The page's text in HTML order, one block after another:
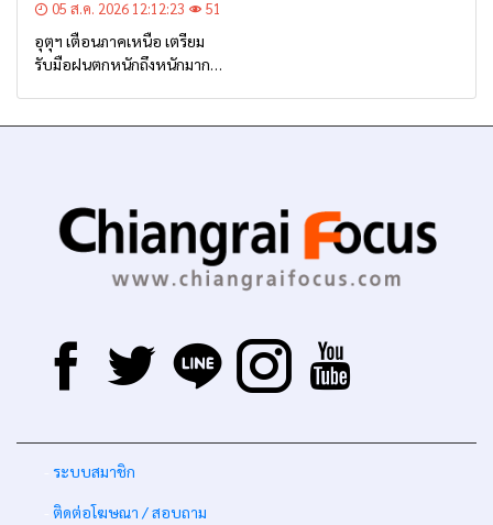
05 ส.ค. 2026 12:12:23 51
อุตุฯ เตือนภาคเหนือ เตรียม
รับมือฝนตกหนักถึงหนักมาก
ระบบสมาชิก
ติดต่อโฆษณา / สอบถาม